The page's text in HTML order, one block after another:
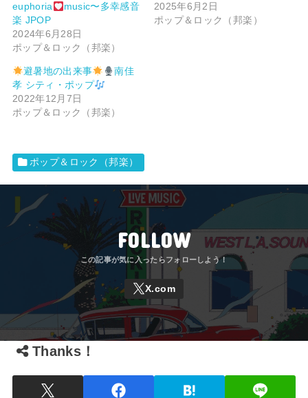
euphoria
music〜多幸感音
楽 JPOP
2024年6月28日
ポップ＆ロック（邦楽）
2025年6月2日
ポップ＆ロック（邦楽）
避暑地の出来事
南佳
孝 シティ・ポップ
2022年12月7日
ポップ＆ロック（邦楽）
ポップ＆ロック（邦楽）
FOLLOW
Thanks！